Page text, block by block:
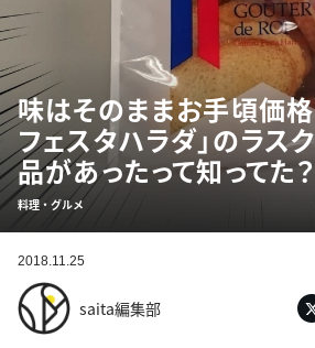
味はそのままお手頃価格
フェスタハラダ」のラス
品があったって知ってた？
料理・グルメ
2018.11.25
saita編集部